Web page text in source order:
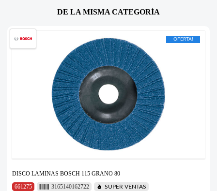
DE LA MISMA CATEGORÍA
OFERTA!
DISCO LAMINAS BOSCH 115 GRANO 80
661275
3165140162722 SUPER VENTAS